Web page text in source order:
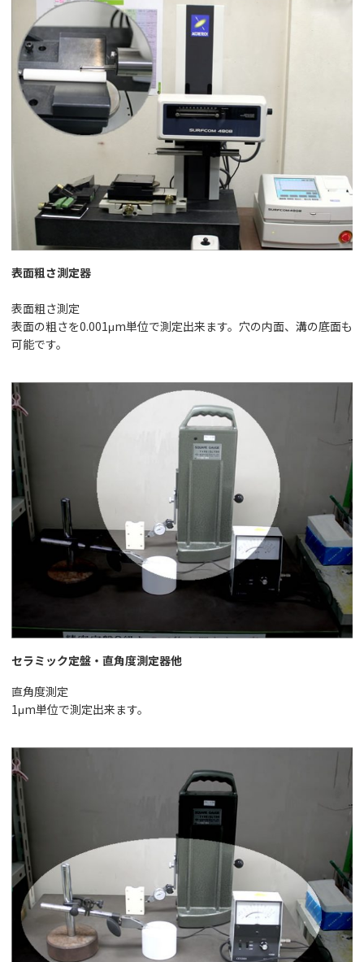
表面粗さ測定器
表面粗さ測定
表面の粗さを0.001μm単位で測定出来ます。穴の内面、溝の底面も
可能です。
セラミック定盤・直角度測定器他
直角度測定
1μm単位で測定出来ます。